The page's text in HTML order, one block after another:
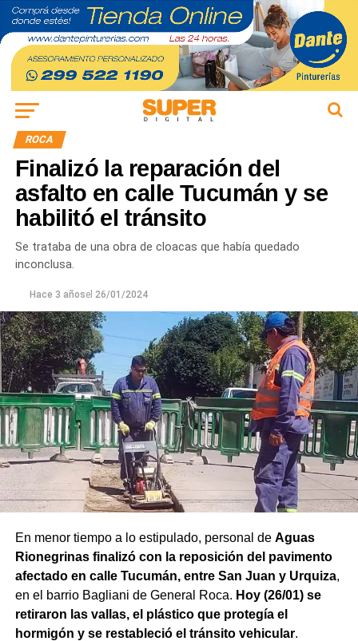
ROCA
Finalizó la reparación del
asfalto en calle Tucumán y se
habilitó el tránsito
Se trataba de una obra de cloacas que había quedado
inconclusa.
Hace 3 añosel 26/01/2024
En menor tiempo a lo estipulado, personal de Aguas
Rionegrinas finalizó con la reposición del pavimento
afectado en calle Tucumán, entre San Juan y Urquiza,
en el barrio Bagliani de General Roca. Hoy (26/01) se
retiraron las vallas, el plástico que protegía el
hormigón y se restableció el tránsito vehicular.